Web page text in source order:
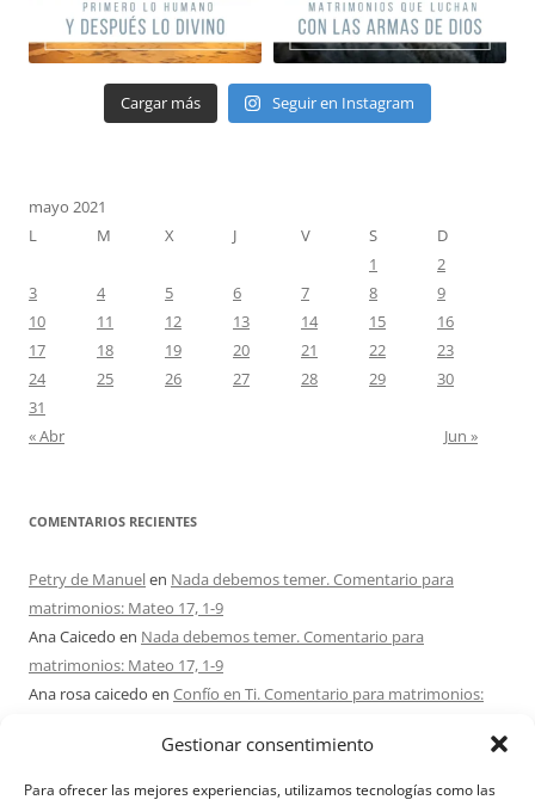
Gestionar consentimiento
Para ofrecer las mejores experiencias, utilizamos tecnologías como las
Cargar más Seguir en Instagram
mayo 2021
L
M X J V S
D
1
2
3
4 5 6 7 8
9
10
11 12 13 14 15
16
17
18 19 20 21 22
23
24
25 26 27 28 29
30
31
« Abr
Jun »
COMENTARIOS RECIENTES
Petry de Manuelen Nada debemos temer. Comentario para
matrimonios: Mateo 17, 1-9
Ana Caicedo en Nada debemos temer. Comentario para
matrimonios: Mateo 17, 1-9
Ana rosa caicedo en Confío en Ti. Comentario para matrimonios:
en¿Ser o hacer? Comentario para Matrimonios:
Mateo 15, 1-2. 10-14